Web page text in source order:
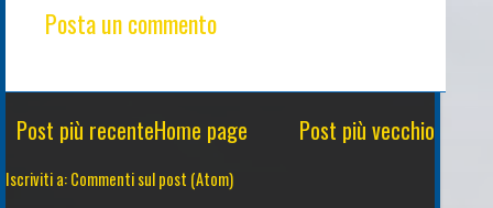
Posta un commento
Post più recente Post più vecchio
Home page
Iscriviti a:Commenti sul post (Atom)